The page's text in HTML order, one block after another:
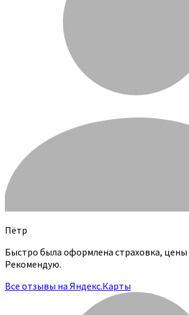
Пётр
Быстро была оформлена страховка,
Рекомендую.
Все отзывы на Яндекс.Карты